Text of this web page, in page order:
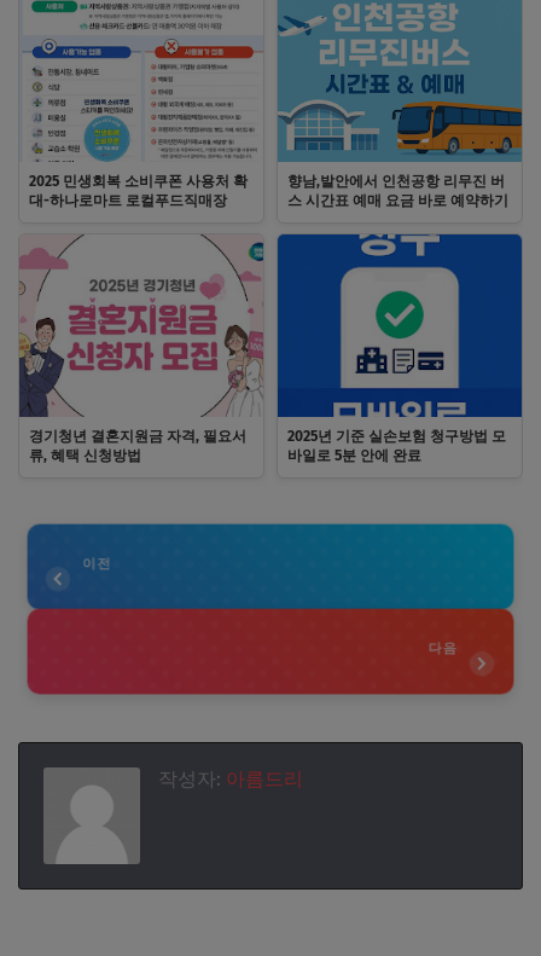
2025 민생회복 소비쿠폰 사용처 확
대-하나로마트 로컬푸드직매장
향남,발안에서 인천공항 리무진 버
스 시간표 예매 요금 바로 예약하기
경기청년 결혼지원금 자격, 필요서
류, 혜택 신청방법
2025년 기준 실손보험 청구방법 모
바일로 5분 안에 완료
이전
다음
작성자: 아름드리